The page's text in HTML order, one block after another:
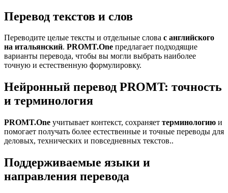
Перевод текстов и слов
Переводите целые тексты и отдельные слова с английского
на итальянский. PROMT.One предлагает подходящие
варианты перевода, чтобы вы могли выбрать наиболее
точную и естественную формулировку.
Нейронный перевод PROMT: точность
и терминология
PROMT.One учитывает контекст, сохраняет терминологию и
помогает получать более естественные и точные переводы для
деловых, технических и повседневных текстов..
Поддерживаемые языки и
направления перевода